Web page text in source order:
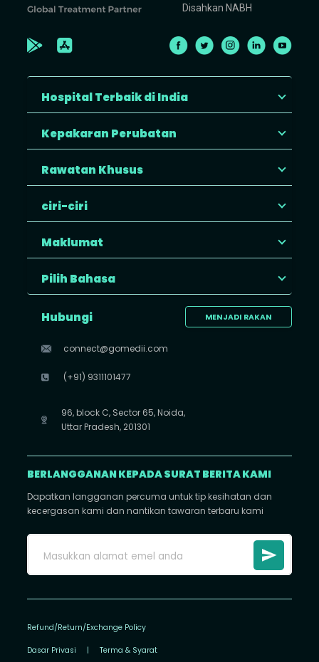
Disahkan NABH
Hospital Terbaik di India
Kepakaran Perubatan
Rawatan Khusus
ciri-ciri
Maklumat
Pilih Bahasa
MENJADI RAKAN
Hubungi
connect@gomedii.com
(+91) 9311101477
96, block C, Sector 65, Noida,
Uttar Pradesh, 201301
BERLANGGANAN KEPADA SURAT BERITA KAMI
Dapatkan langganan percuma untuk tip kesihatan dan
kecergasan kami dan nantikan tawaran terbaru kami
Refund/Return/Exchange Policy
Dasar Privasi | Terma & Syarat